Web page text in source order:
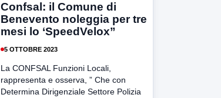
Confsal: il Comune di
Benevento noleggia per tre
mesi lo ‘SpeedVelox”
5 OTTOBRE 2023
La CONFSAL Funzioni Locali,
rappresenta e osserva, ” Che con
Determina Dirigenziale Settore Polizia